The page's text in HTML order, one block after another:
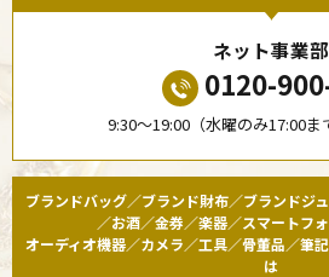
ネット事業部
0120-
9:30〜19:00（水曜のみ17:00ま
ブランドバッグ／ブランド財布／ブランドジ
／お酒／金券／楽器／スマートフ
オーディオ機器／カメラ／工具／骨董品／筆
は